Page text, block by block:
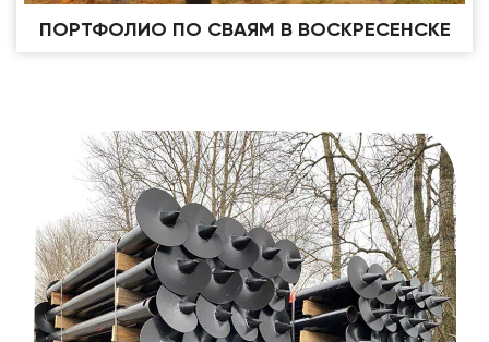
ПОРТФОЛИО ПО СВАЯМ В ВОСКРЕСЕНСКЕ